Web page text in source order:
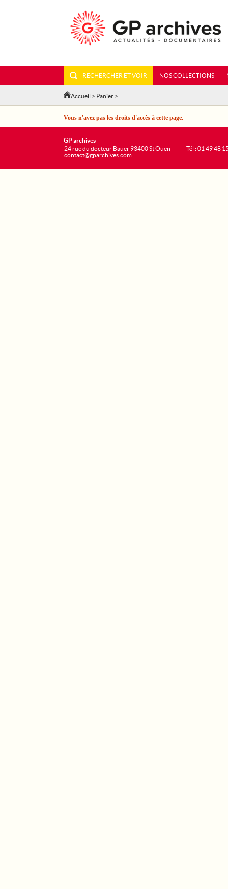
RECHERCHER ET VOIR NOS COLLECTIONS
Accueil > Panier >
Vous n'avez pas les droits d'accès à cette page.
GP archives
24 rue du docteur Bauer 93400 St Ouen
contact@gparchives.com
Tél : 01 49 48